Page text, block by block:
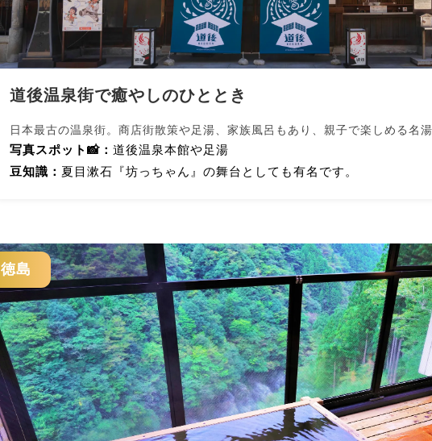
道後温泉街で癒やしのひととき
日本最古の温泉街。商店街散策や足湯、家族風呂もあり、親子で楽しめる名
写真スポット📸： 道後温泉本館や足湯
豆知識： 夏目漱石『坊っちゃん』の舞台としても有名です。
徳島